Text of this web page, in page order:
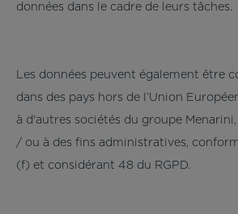
données dans le cadre de leurs tâches.
Les données peuvent également être
dans des pays hors de l’Union
à d'autres sociétés du groupe
/ ou à des fins administratives,
(f) et considérant 48 du RGPD.